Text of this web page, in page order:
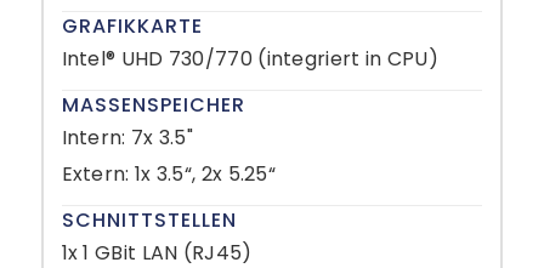
GRAFIKKARTE
Intel® UHD 730/770 (integriert in CPU)
MASSENSPEICHER
Intern: 7x 3.5"
Extern: 1x 3.5“, 2x 5.25“
SCHNITTSTELLEN
1x 1 GBit LAN (RJ45)